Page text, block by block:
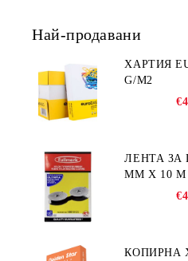
Най-продавани
ХАРТИЯ
G/M2
ЛЕНТА
MM X 10 M
КОПИРНА